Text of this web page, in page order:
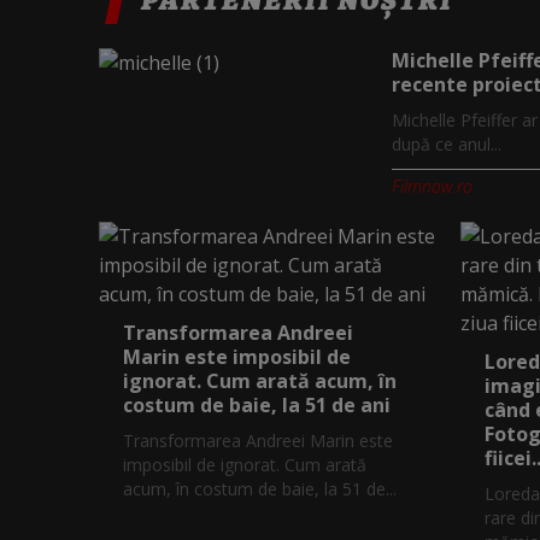
Michelle
recente
Michelle Pfeiffer
după ce anul...
Filmnow.ro
Transformarea Andreei
Marin este imposibil de
ignorat. Cum arată acum, în
costum de baie, la 51 de ani
Transformarea Andreei Marin este
imposibil de ignorat. Cum arată
acum, în costum de baie, la 51 de...
când
rare